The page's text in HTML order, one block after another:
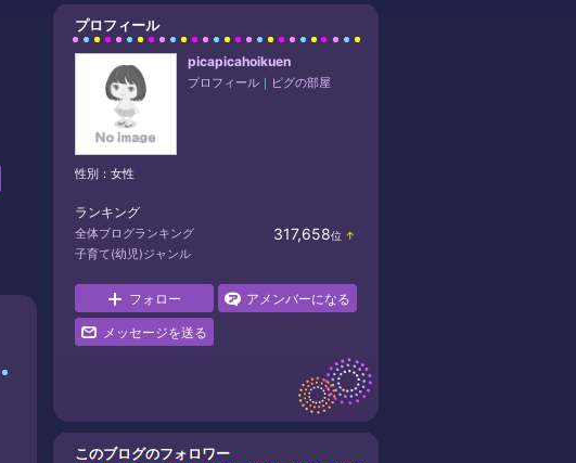
プロフィール
picapicahoikuen
プロフィール ｜ ピグの部屋
性別： 女性
ランキング
全体ブログランキング 317,658位 ↑
子育て(幼児)ジャンル
フォロー アメンバーになる
メッセージを送る
このブログのフォロワー